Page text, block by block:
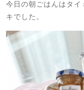
今日の朝ごはんはタ
キでした。